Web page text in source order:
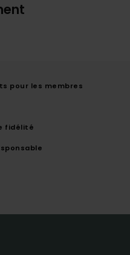
pour les membres
fidélité